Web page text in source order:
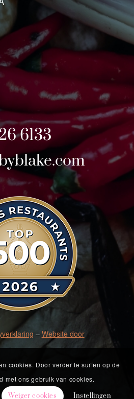
6133
– Website door
cookies. Door verder te surfen op de
met ons gebruik van cookies.
Weiger cookies Instellingen